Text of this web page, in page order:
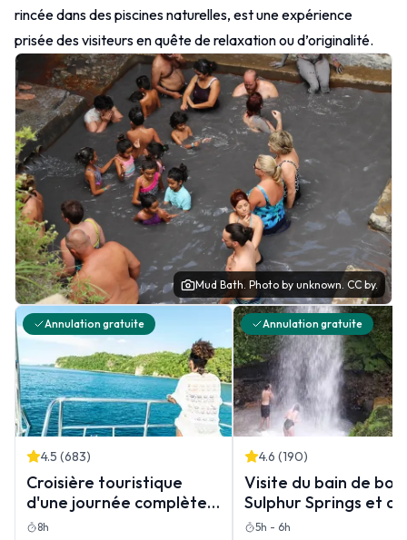
rincée dans des piscines naturelles, est une expérience
prisée des visiteurs en quête de relaxation ou d’originalité.
Mud Bath. Photo by unknown. CC by.
Annulation gratuite
4.5 (683)
Croisière touristique
d'une journée complète
en catamaran avec
8h
Annulation gratuite
4.6 (190)
Visite du bain de
Sulphur Springs et
cascade de Toraille
5h - 6h